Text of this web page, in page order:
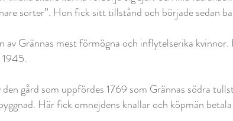
sorter”. Hon fick sitt tillstånd och började sedan
av Grännas mest förmögna och inflytelserika
gård som uppfördes 1769 som Grännas södra
Här fick omnejdens knallar och köpmän